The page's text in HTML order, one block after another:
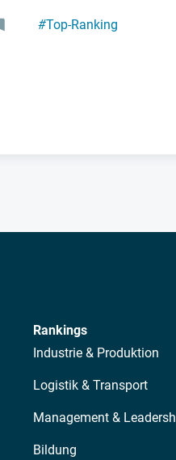
#Top-Ranking
Rankings
Industrie & Produktion
Logistik & Transport
Management &
Bildung